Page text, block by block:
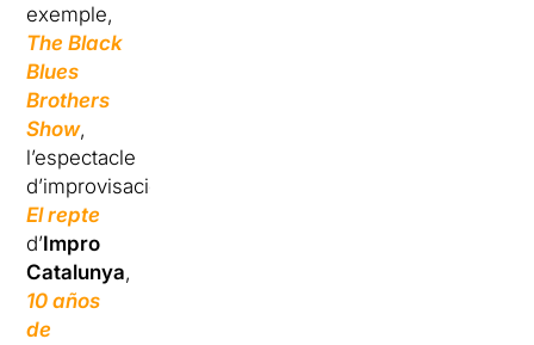
exemple,
The Black
Blues
Brothers
Show,
l’espectacle
d’improvisació
El repte
d’Impro
Catalunya,
10 años
de